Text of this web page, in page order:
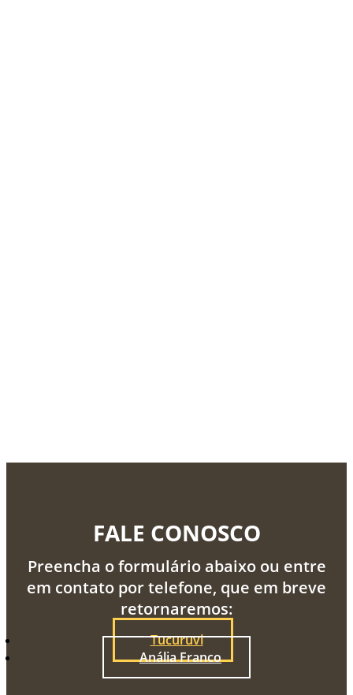
FALE CONOSCO
Preencha o formulário abaixo ou entre
em contato por telefone, que em breve
retornaremos:
Tucuruvi
Anália Franco